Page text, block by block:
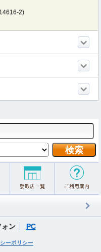
2)
ォン PC
ーポリシー